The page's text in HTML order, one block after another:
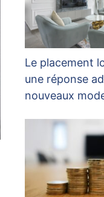
Le placement
une réponse
nouveaux